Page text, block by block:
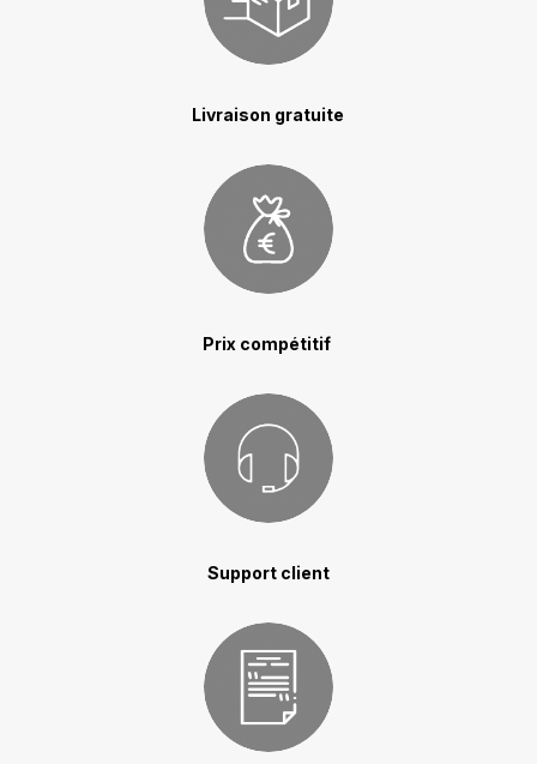
Livraison gratuite
Prix compétitif
Support client